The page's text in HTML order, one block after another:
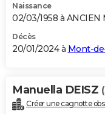
Naissance
02/03/1958 à ANCIEN
Décès
20/01/2024 à Mont-
Manuella DEISZ
Créer une cagnotte